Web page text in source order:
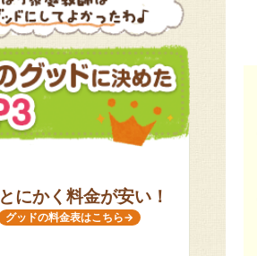
とにかく料金が安い！
グッドの料金表はこちら→